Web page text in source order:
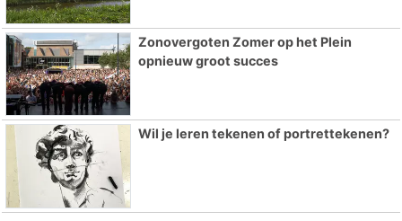
Zonovergoten Zomer op het Plein
opnieuw groot succes
Wil je leren tekenen of portrettekenen?